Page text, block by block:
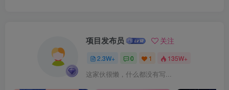
项目发布员 关注
2.3W+ 0 1 135W+
这家伙很懒，什么都没有写...